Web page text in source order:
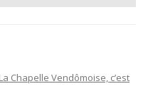
Chapelle Vendômoise, c’est